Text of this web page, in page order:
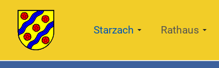
Starzach Rathaus